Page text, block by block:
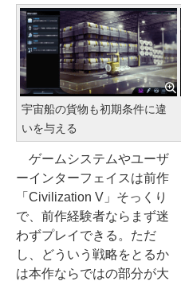
宇宙船の貨物も初期条件に違
いを与える
ゲームシステムやユーザ
ーインターフェイスは前作
「Civilization V」そっくり
で、前作経験者ならまず迷
わずプレイできる。ただ
し、どういう戦略をとるか
は本作ならではの部分が大